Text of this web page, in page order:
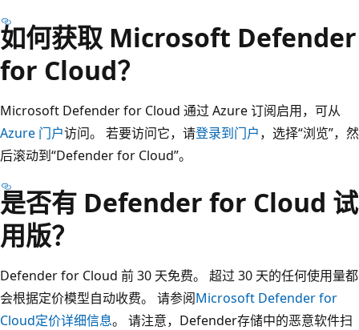
如何获取 Microsoft Defender
for Cloud？
Microsoft Defender for Cloud 通过 Azure 订阅启用，可从
Azure 门户访问。 若要访问它，请登录到门户，选择“浏览”，然
后滚动到“Defender for Cloud”。
是否有 Defender for Cloud 试
用版？
Defender for Cloud 前 30 天免费。 超过 30 天的任何使用量都
会根据定价模型自动收费。 请参阅Microsoft Defender for
Cloud定价详细信息。 请注意，Defender存储中的恶意软件扫